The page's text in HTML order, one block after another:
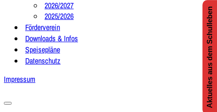
2026/2027
2025/2026
Förderverein
Downloads & Infos
Speisepläne
Datenschutz
Impressum
Navigationsmenü
Aktuelles aus dem Schulleben